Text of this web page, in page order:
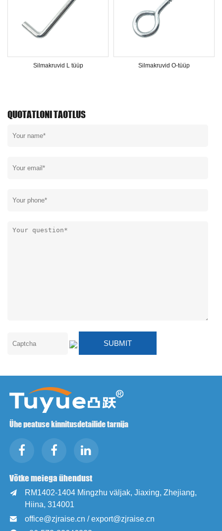
Silmakruvid L tüüp Silmakruvid O-tüüp
QUOTATLONI TAOTLUS
Ühe peatuse kinnitusdetailide tarnija
Võtke meiega ühendust

RM1402-1404 Mingzhu väljak, Jiaxing, Zhejiang,
Hiina, 314001
 office@zjraise.cn / export@zjraise.cn